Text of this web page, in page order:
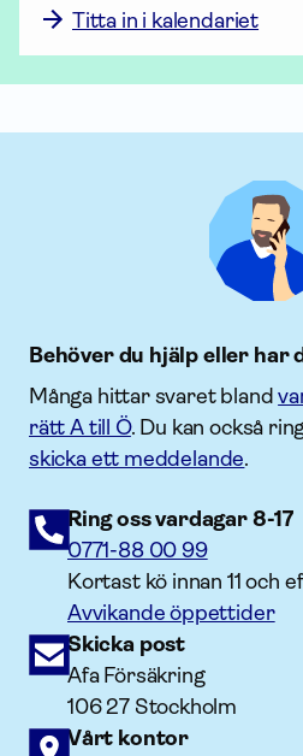
Titta in i kalendariet
Behöver du hjälp eller har
Många hittar svaret bland
rätt A till Ö. Du kan också
skicka ett meddelande.
Ring oss vardagar 8-17
0771-88 00 99
Kortast kö innan 11 och
Avvikande öppettider
Skicka post
Afa Försäkring
106 27 Stockholm
Vårt kontor